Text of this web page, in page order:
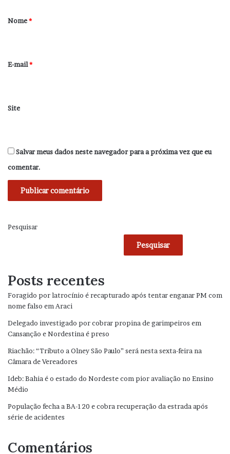
r
*
Nome*
E-mail*
Site
Salvar meus dados neste navegador para a próxima vez que eu
comentar.
Pesquisar
Pesquisar
Posts recentes
Foragido por latrocínio é recapturado após tentar enganar PM com
nome falso em Araci
Delegado investigado por cobrar propina de garimpeiros em
Cansanção e Nordestina é preso
Riachão: “Tributo a Olney São Paulo” será nesta sexta-feira na
Câmara de Vereadores
Ideb: Bahia é o estado do Nordeste com pior avaliação no Ensino
Médio
População fecha a BA-120 e cobra recuperação da estrada após
série de acidentes
Comentários